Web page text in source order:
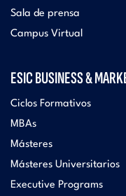
Sala de prensa
Campus Virtual
ESIC BUSINESS &
Ciclos Formativos
MBAs
Másteres
Másteres Universitarios
Executive Programs